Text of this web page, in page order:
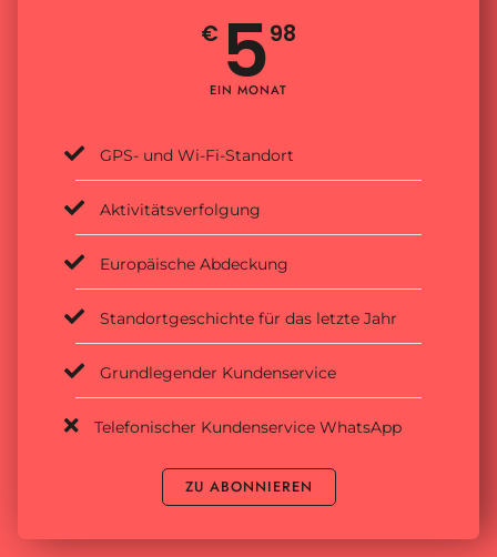
€ 598
EIN MONAT
GPS- und Wi-Fi-Standort
Aktivitätsverfolgung
Europäische Abdeckung
Standortgeschichte für das letzte Jahr
Grundlegender Kundenservice
Telefonischer Kundenservice WhatsApp
ZU ABONNIEREN